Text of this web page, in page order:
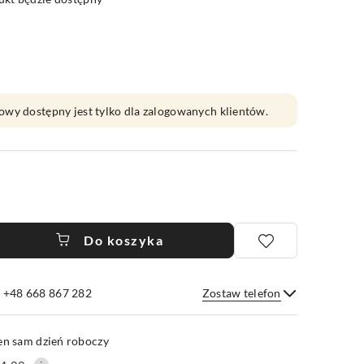
dostępny jest tylko dla zalogowanych klientów.
Do koszyka
668 867 282 Zostaw telefon
Wyślij
sam dzień roboczy